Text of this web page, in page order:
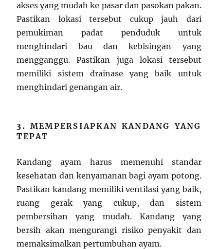
akses yang mudah ke pasar dan pasokan pakan.
Pastikan lokasi tersebut cukup jauh dari
pemukiman padat penduduk untuk
menghindari bau dan kebisingan yang
mengganggu. Pastikan juga lokasi tersebut
memiliki sistem drainase yang baik untuk
menghindari genangan air.
3. MEMPERSIAPKAN KANDANG YANG
TEPAT
Kandang ayam harus memenuhi standar
kesehatan dan kenyamanan bagi ayam potong.
Pastikan kandang memiliki ventilasi yang baik,
ruang gerak yang cukup, dan sistem
pembersihan yang mudah. Kandang yang
bersih akan mengurangi risiko penyakit dan
memaksimalkan pertumbuhan ayam.